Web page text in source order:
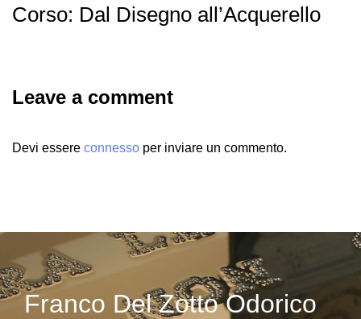
Corso: Dal Disegno all’Acquerello
Leave a comment
Devi essere connesso per inviare un commento.
Franco Del Zotto Odorico